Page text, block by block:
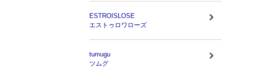
ESTROISLOSE
エストゥロワローズ
tumugu
ツムグ